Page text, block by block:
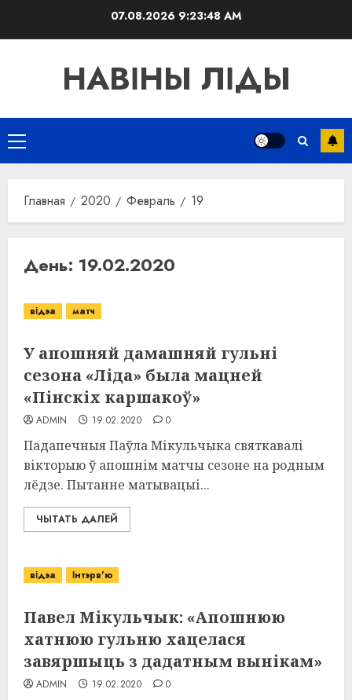
07.08.2026 9:23:48 AM
НАВІНЫ ЛІДЫ
Основное
меню
Главная 2020 Февраль 19
День: 19.02.2020
відэа матч
У апошняй дамашняй гульні
сезона «Ліда» была мацней
«Пінскіх каршакоў»
ADMIN 19.02.2020 0
Падапечныя Паўла Мікульчыка святкавалі
вікторыю ў апошнім матчы сезоне на родным
лёдзе. Пытанне матывацыі...
ЧЫТАТЬ ДАЛЕЙ
відэа Інтэрв'ю
Павел Мікульчык: «Апошнюю
хатнюю гульню хацелася
завяршыць з дадатным вынікам»
ADMIN 19.02.2020 0